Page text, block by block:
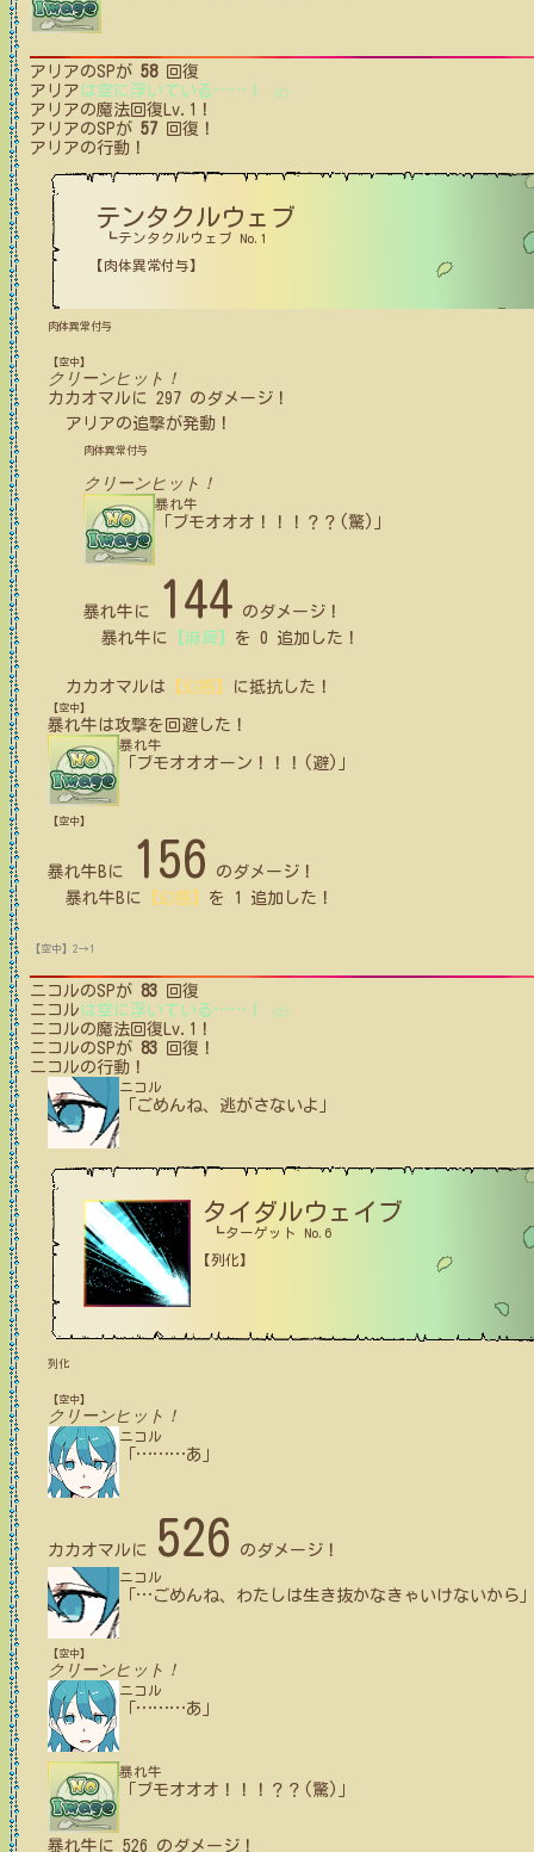
アリアのSPが 58回復
アリア は空に浮いている …… ！ (2)
アリアの魔法回復Lv.1！
アリアのSPが 57 回復！
アリアの行動！
テンタクルウェブ
┗テンタクルウェブ No.1
【肉体異常付与】
肉体異常付与
【空中】
クリーンヒット！
カカオマル に 297 のダメージ！
アリアの追撃が発動！
肉体異常付与
クリーンヒット！
暴れ牛
「ブモオオオ！！！？？(驚)」
暴れ牛 に 144 のダメージ！
暴れ牛 に 【麻痺】 を 0 追加した！
カカオマルは 【幻惑】 に抵抗 した！
【空中】
暴れ牛は攻撃を回避した！
暴れ牛
「ブモオオオーン！！！(避)」
【空中】
暴れ牛B に 156
のダメージ！
暴れ牛B に 【幻惑】 を 1 追加した！
【空中】2→1
ニコルのSPが 83 回復
ニコル は空に浮いている …… ！ (2)
ニコルの魔法回復Lv.1！
ニコルのSPが 83 回復！
ニコルの行動！
ニコル
「ごめんね、逃がさないよ」
タイダルウェイブ
┗ターゲット No.6
【列化】
列化
【空中】
クリーンヒット！
ニコル
………あ」
カカオマル に 526 のダメージ！
ニコル
… ごめんね、わたしは生き抜かなきゃいけないから
【空中】
クリーンヒット！
ニコル
………あ」
暴れ牛
「ブモオオオ！！！？？(驚)」
暴れ牛 に 526 のダメージ！